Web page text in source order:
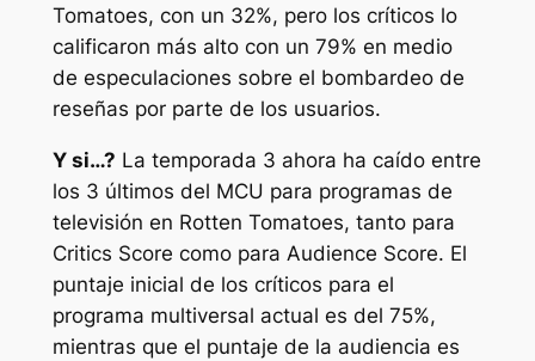
Tomatoes, con un 32%, pero los críticos lo
calificaron más alto con un 79% en medio
de especulaciones sobre el bombardeo de
reseñas por parte de los usuarios.
Y si…? La temporada 3 ahora ha caído entre
los 3 últimos del MCU para programas de
televisión en Rotten Tomatoes, tanto para
Critics Score como para Audience Score. El
puntaje inicial de los críticos para el
programa multiversal actual es del 75%,
mientras que el puntaje de la audiencia es